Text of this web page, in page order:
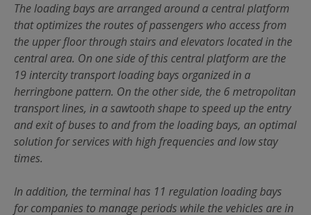
The loading bays are arranged around a central platform
that optimizes the routes of passengers who access from
the upper floor through stairs and elevators located in the
central area. On one side of this central platform are the
19 intercity transport loading bays organized in a
herringbone pattern. On the other side, the 6 metropolitan
transport lines, in a sawtooth shape to speed up the entry
and exit of buses to and from the loading bays, an optimal
solution for services with high frequencies and low stay
times.
In addition, the terminal has 11 regulation loading bays
for companies to manage periods while the vehicles are in